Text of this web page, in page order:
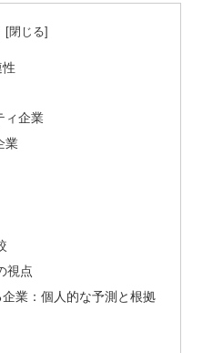
ィ企業
業
視点
業：個人的な予測と根拠